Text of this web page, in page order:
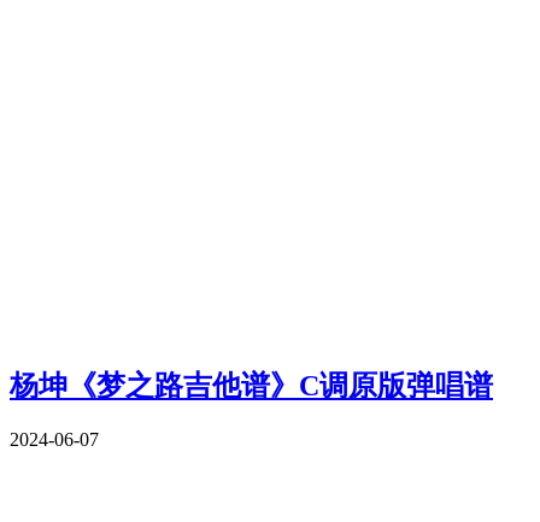
杨坤《梦之路吉他谱》C调原版弹唱谱
2024-06-07